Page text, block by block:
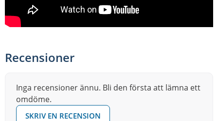
Recensioner
Inga recensioner ännu. Bli den första att lämna ett
omdöme.
SKRIV EN RECENSION